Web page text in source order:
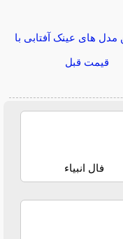
مدل های عینک آفتابی با
قیمت قبل
فال انبیاء